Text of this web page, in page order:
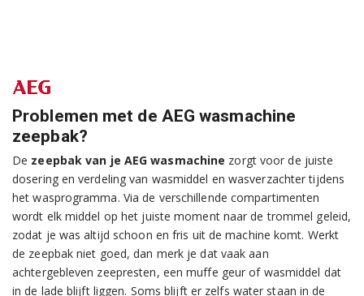
Problemen met de AEG wasmachine
zeepbak?
De zeepbak van je AEG wasmachine zorgt voor de juiste
dosering en verdeling van wasmiddel en wasverzachter tijdens
het wasprogramma. Via de verschillende compartimenten
wordt elk middel op het juiste moment naar de trommel geleid,
zodat je was altijd schoon en fris uit de machine komt. Werkt
de zeepbak niet goed, dan merk je dat vaak aan
achtergebleven zeepresten, een muffe geur of wasmiddel dat
in de lade blijft liggen. Soms blijft er zelfs water staan in de